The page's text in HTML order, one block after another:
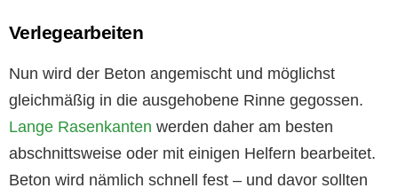
Verlegearbeiten
Nun wird der Beton angemischt und möglichst
gleichmäßig in die ausgehobene Rinne gegossen.
Lange Rasenkanten werden daher am besten
abschnittsweise oder mit einigen Helfern bearbeitet.
Beton wird nämlich schnell fest – und davor sollten